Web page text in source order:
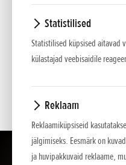
Statistilised
Statistilised küpsised aitavad
külastajad veebisaidile
Reklaam
Reklaamiküpsiseid
jälgimiseks. Eesmärk on
ja huvipakkuvaid reklaame,
Lihtsalt lükake soovitud
on tarvik kohale lukustunud.
25 cm3 mootor
Üks õlarihm